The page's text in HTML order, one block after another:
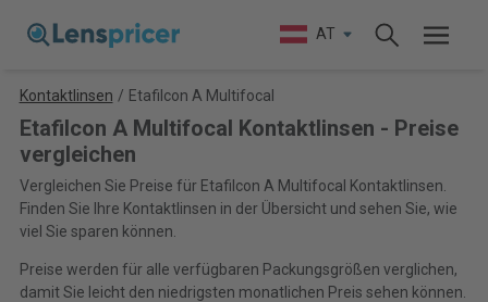
AT
Kontaktlinsen / Etafilcon A Multifocal
Etafilcon A Multifocal Kontaktlinsen - Preise
vergleichen
Vergleichen Sie Preise für Etafilcon A Multifocal Kontaktlinsen.
Finden Sie Ihre Kontaktlinsen in der Übersicht und sehen Sie, wie
viel Sie sparen können.
Preise werden für alle verfügbaren Packungsgrößen verglichen,
damit Sie leicht den niedrigsten monatlichen Preis sehen können.